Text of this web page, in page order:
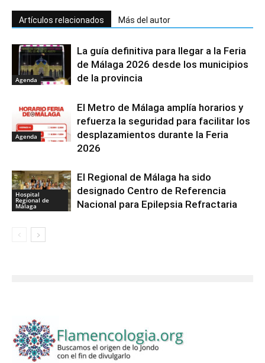
Artículos relacionados Más del autor
Agenda
La guía definitiva para llegar a la Feria
de Málaga 2026 desde los municipios
de la provincia
Agenda
El Metro de Málaga amplía horarios y
refuerza la seguridad para facilitar los
desplazamientos durante la Feria
2026
Hospital
Regional de
Málaga
El Regional de Málaga ha sido
designado Centro de Referencia
Nacional para Epilepsia Refractaria